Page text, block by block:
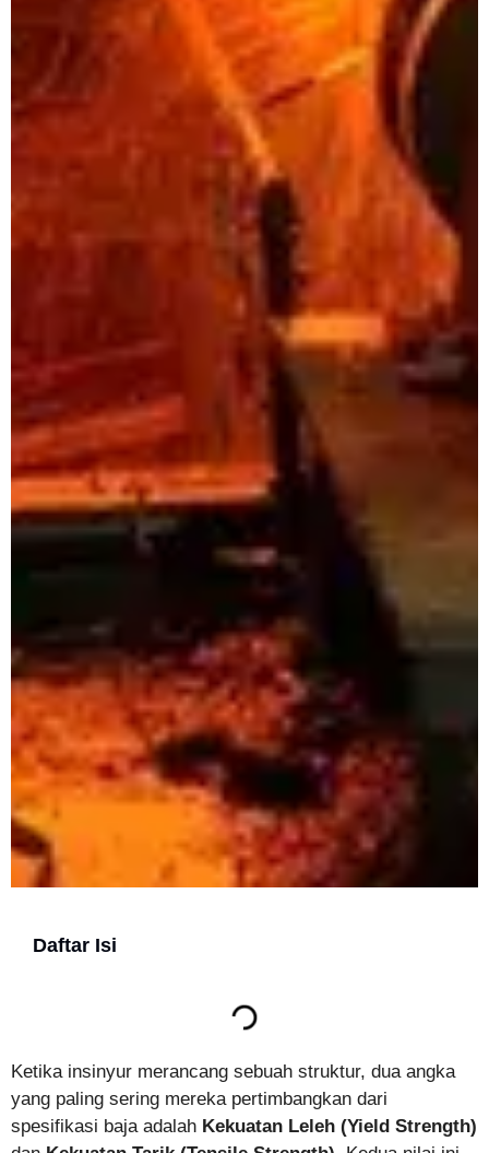
Daftar Isi
Ketika insinyur merancang sebuah struktur, dua angka
yang paling sering mereka pertimbangkan dari
spesifikasi baja adalah Kekuatan Leleh (Yield Strength)